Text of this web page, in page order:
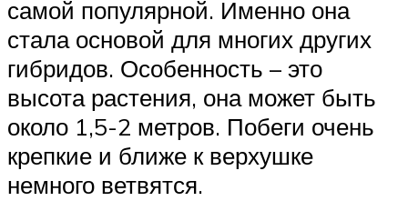
самой популярной. Именно она
стала основой для многих других
гибридов. Особенность – это
высота растения, она может быть
около 1,5-2 метров. Побеги очень
крепкие и ближе к верхушке
немного ветвятся.